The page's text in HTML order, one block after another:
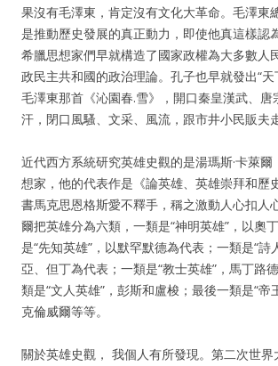
果沒有毛澤東，肯定沒有文化大革命。毛澤東
是推動歷史發展的真正動力，即使他真這樣認
希臘思想家們早就構造了國家政權為大多數人
政民主共和國的政治理論。孔子也早就發出“天
毛澤東那首《沁園春.雪》，開口秦皇漢武、唐
汗，閉口風騷、文采、風流，跟市井小民販夫
近代西方系統研究英雄史觀的是湯瑪斯·卡萊
想家，他的代表作是《論英雄、英雄崇拜和歷
書馬克思恩格斯愛不釋手，稱之激動人心扣人
爾把英雄分為六類，一類是“神明英雄”，以奧
是“先知英雄”，以默罕默德為代表；一類是“詩
亞、但丁為代表；一類是“教士英雄”，馬丁路
類是“文人英雄”，彭斯和盧梭；最後一類是“帝
克倫威爾等等。
關於英雄史觀， 我個人有所發現。第二次世